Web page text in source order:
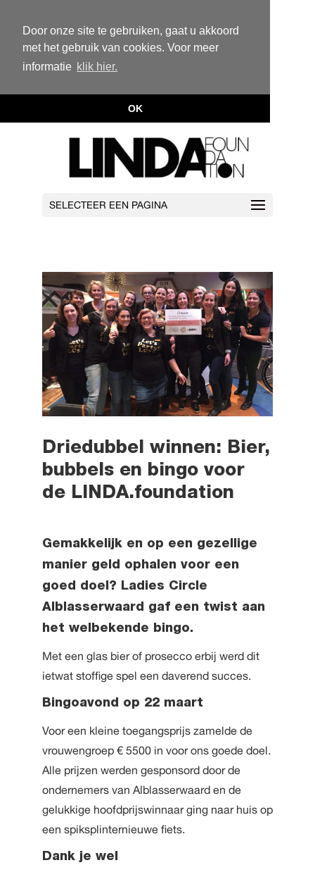
Door onze site te gebruiken, gaat u akkoord
met het gebruik van cookies. Voor meer
informatie klik hier.
OK
SELECTEER EEN PAGINA
Driedubbel winnen: Bier,
bubbels en bingo voor
de LINDA.foundation
Gemakkelijk en op een gezellige
manier geld ophalen voor een
goed doel? Ladies Circle
Alblasserwaard gaf een twist aan
het welbekende bingo.
Met een glas bier of prosecco erbij werd dit
ietwat stoffige spel een daverend succes.
Bingoavond op 22 maart
Voor een kleine toegangsprijs zamelde de
vrouwengroep € 5500 in voor ons goede doel.
Alle prijzen werden gesponsord door de
ondernemers van Alblasserwaard en de
gelukkige hoofdprijswinnaar ging naar huis op
een spiksplinternieuwe fiets.
Dank je wel